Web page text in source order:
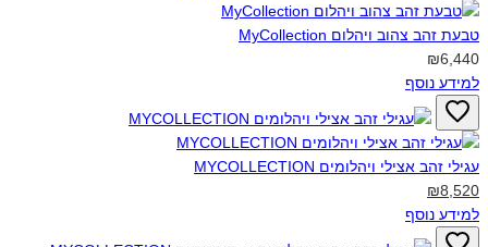
טבעת זהב צהוב ויהלום MyCollection‎
₪6,440
למידע נוסף
עגילי זהב אצילי ויהלומים MYCOLLECTION‎
₪8,520
למידע נוסף